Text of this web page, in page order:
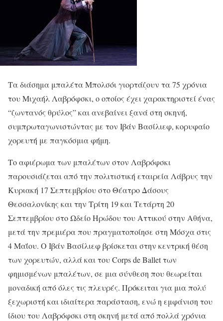
Τα διάσημα μπαλέτα Μπολσόι γιορτάζουν τα 75 χρόνια
του Μιχαήλ Λαβρόφσκι, ο οποίος έχει χαρακτηριστεί ένας
“ζωντανός θρύλος” και ανεβαίνει ξανά στη σκηνή,
συμπρωταγωνιστώντας με τον Ιβάν Βασίλιεφ, κορυφαίο
χορευτή με παγκόσμια φήμη.
Το αφιέρωμα των μπαλέτων στον Λαβρόφσκι
παρουσιάζεται από την πολιτιστική εταιρεία Λάβρυς την
Κυριακή 17 Σεπτεμβρίου στο Θέατρο Δάσους
Θεσσαλονίκης και την Τρίτη 19 και Τετάρτη 20
Σεπτεμβρίου στο Ωδείο Ηρώδου του Αττικού στην Αθήνα,
μετά την πρεμιέρα που πραγματοποίησε στη Μόσχα στις
4 Μαΐου. Ο Ιβάν Βασίλιεφ βρίσκεται στην κεντρική θέση
των χορευτών, αλλά και του Corps de Ballet των
φημισμένων μπαλέτων, σε μια σύνθεση που θεωρείται
μοναδική από όλες τις πλευρές. Πρόκειται για μια πολύ
ξεχωριστή και ιδιαίτερα παράσταση, ενώ η εμφάνιση του
ίδιου του Λαβρόφσκι στη σκηνή μετά από πολλά χρόνια